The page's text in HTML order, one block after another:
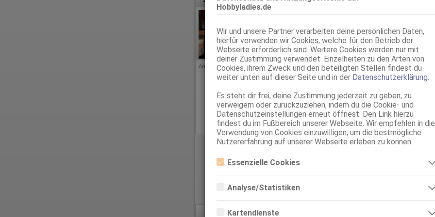
Hobbyladies.de
Wir und unsere Partner verarbeiten deine persönlichen Daten,
hierfür verwenden wir Cookies, welche für den Betrieb der
Webseite erforderlich sind. Weitere Cookies werden nur mit
deiner Zustimmung verwendet. Einzelheiten zu den Arten von
Cookies, ihrem Zweck und den beteiligten Stellen findest du
weiter unten auf dieser Seite und in der Datenschutzerklärung.
Es steht dir frei, deine Zustimmung jederzeit zu geben, zu
verweigern oder zurückzuziehen, indem du die Cookie- und
Datenschutzeinstellungen erneut öffnest. Den Link hierzu
findest du im Fußbereich unserer Webseite. Wir empfehlen in die
Verwendung von Cookies einzuwilligen, um die bestmögliche
Nutzererfahrung auf unserer Webseite erleben zu können.
Essenzielle Cookies
Essenzielle Cookies sind alle notwendigen Cookies, die für den Betrieb
werden. Die Webseite kann ohne diese Cookies nicht richtig
Analyse/Statistiken
Analyse- bzw. Statistikcookies sind Cookies, die der Analyse der
Zugriffsstatistiken dienen. Sie helfen den Webseiten-Besitzern zu
Kartendienste
Goslar
Anastasia
28 Jahre, 75C, KF 36, 1.68m, total rasiert, osteuropäisch
ZK, 69, GF6, DT, Franz b. Ihr, BV, MFF
Anzeige
Umkreis 150km
Alle Themen